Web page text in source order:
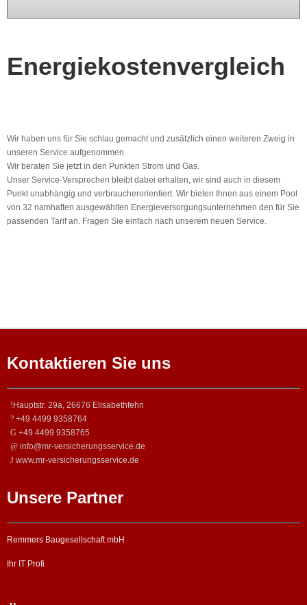
Energiekostenvergleich
Wir haben uns für Sie schlau gemacht und zusätzlich einen weiteren Zweig in
unseren Service aufgenommen.
Wir beraten Sie jetzt in den Punkten Strom und Gas.
Unser Service-Versprechen bleibt dabei erhalten, wir sind auch in diesem
Punkt unabhängig und verbraucherorientiert. Wir bieten Ihnen aus einem Pool
von 32 namhaften ausgewählten Energieversorgungsunternehmen den für Sie
passenden Tarif an. Fragen Sie einfach nach unserem neuen Service.
Kontaktieren Sie uns
Hauptstr. 29a, 26676 Elisabethfehn
+49 4499 9358764
+49 4499 9358765
info@mr-versicherungsservice.de
www.mr-versicherungsservice.de
Unsere Partner
Remmers Baugesellschaft mbH
Ihr IT Profi